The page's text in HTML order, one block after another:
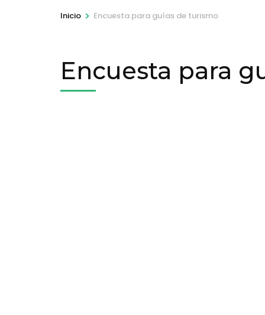
Inicio > Encuesta para guías de turismo
Encuesta para